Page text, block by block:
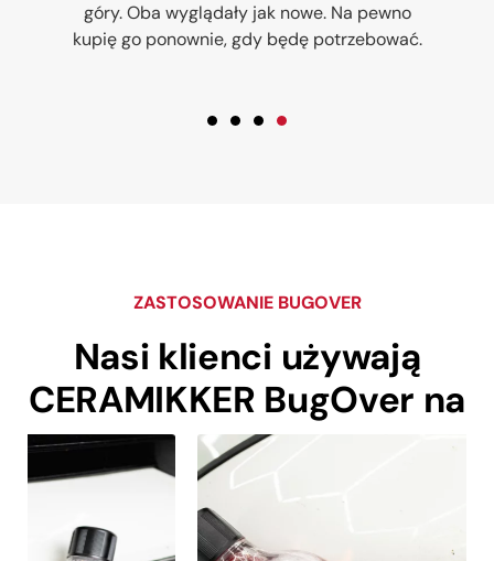
góry. Oba wyglądały jak nowe. Na pewno
kupię go ponownie, gdy będę potrzebować.
ZASTOSOWANIE BUGOVER
Nasi klienci używają
CERAMIKKER BugOver na